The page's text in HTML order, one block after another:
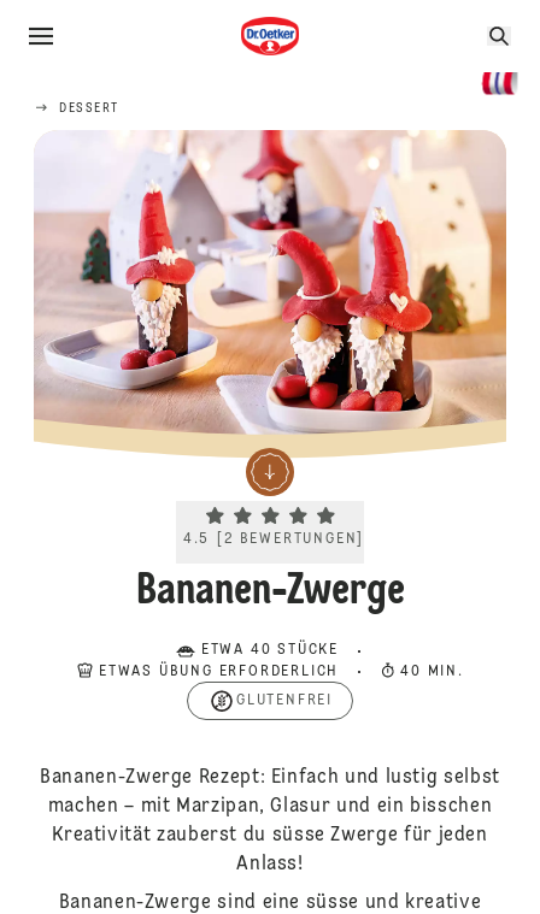
DESSERT
Current rating 4.5. Click to rate.
4.5 2 BEWERTUNGEN
Bananen-Zwerge
ETWA 40 STÜCKE
ETWAS ÜBUNG ERFORDERLICH
40 MIN.
GLUTENFREI
Bananen-Zwerge Rezept: Einfach und lustig selbst
machen – mit Marzipan, Glasur und ein bisschen
Kreativität zauberst du süsse Zwerge für jeden
Anlass!
Bananen-Zwerge sind eine süsse und kreative